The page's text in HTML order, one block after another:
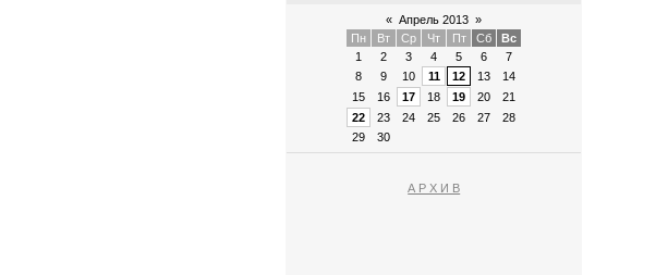
« Апрель 2013 »
Пн
Вт Ср Чт Пт Сб
Вс
1
2 3 4 5 6
7
8
9 10 11 12 13
14
15
16 17 18 19 20
21
22
23 24 25 26 27
28
29
30
А Р Х И В